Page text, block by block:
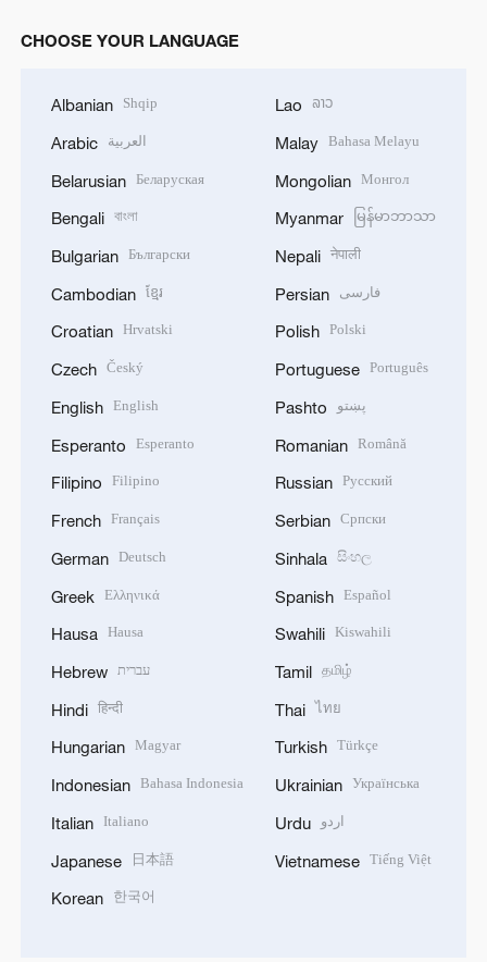
CHOOSE YOUR LANGUAGE
Albanian Shqip
Arabic العربية
Belarusian Беларуская
Bengali বাংলা
Bulgarian Български
Cambodian ខ្មែរ
Croatian Hrvatski
Czech Český
English English
Esperanto Esperanto
Filipino Filipino
French Français
German Deutsch
Greek Ελληνικά
Hausa Hausa
Hebrew עברית
Hindi हिन्दी
Hungarian Magyar
Indonesian Bahasa Indonesia
Italian Italiano
Japanese 日本語
Korean 한국어
Lao ລາວ
Malay Bahasa Melayu
Mongolian Монгол
Myanmar မြန်မာဘာသာ
Nepali नेपाली
Persian فارسی
Polish Polski
Portuguese Português
Pashto پښتو
Romanian Română
Russian Русский
Serbian Српски
Sinhala සිංහල
Spanish Español
Swahili Kiswahili
Tamil தமிழ்
Thai ไทย
Turkish Türkçe
Ukrainian Українська
Urdu اردو
Vietnamese Tiếng Việt